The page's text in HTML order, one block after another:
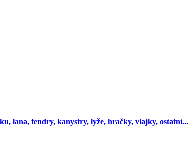
lana, fendry, kanystry, lyže, hračky, vlajky,